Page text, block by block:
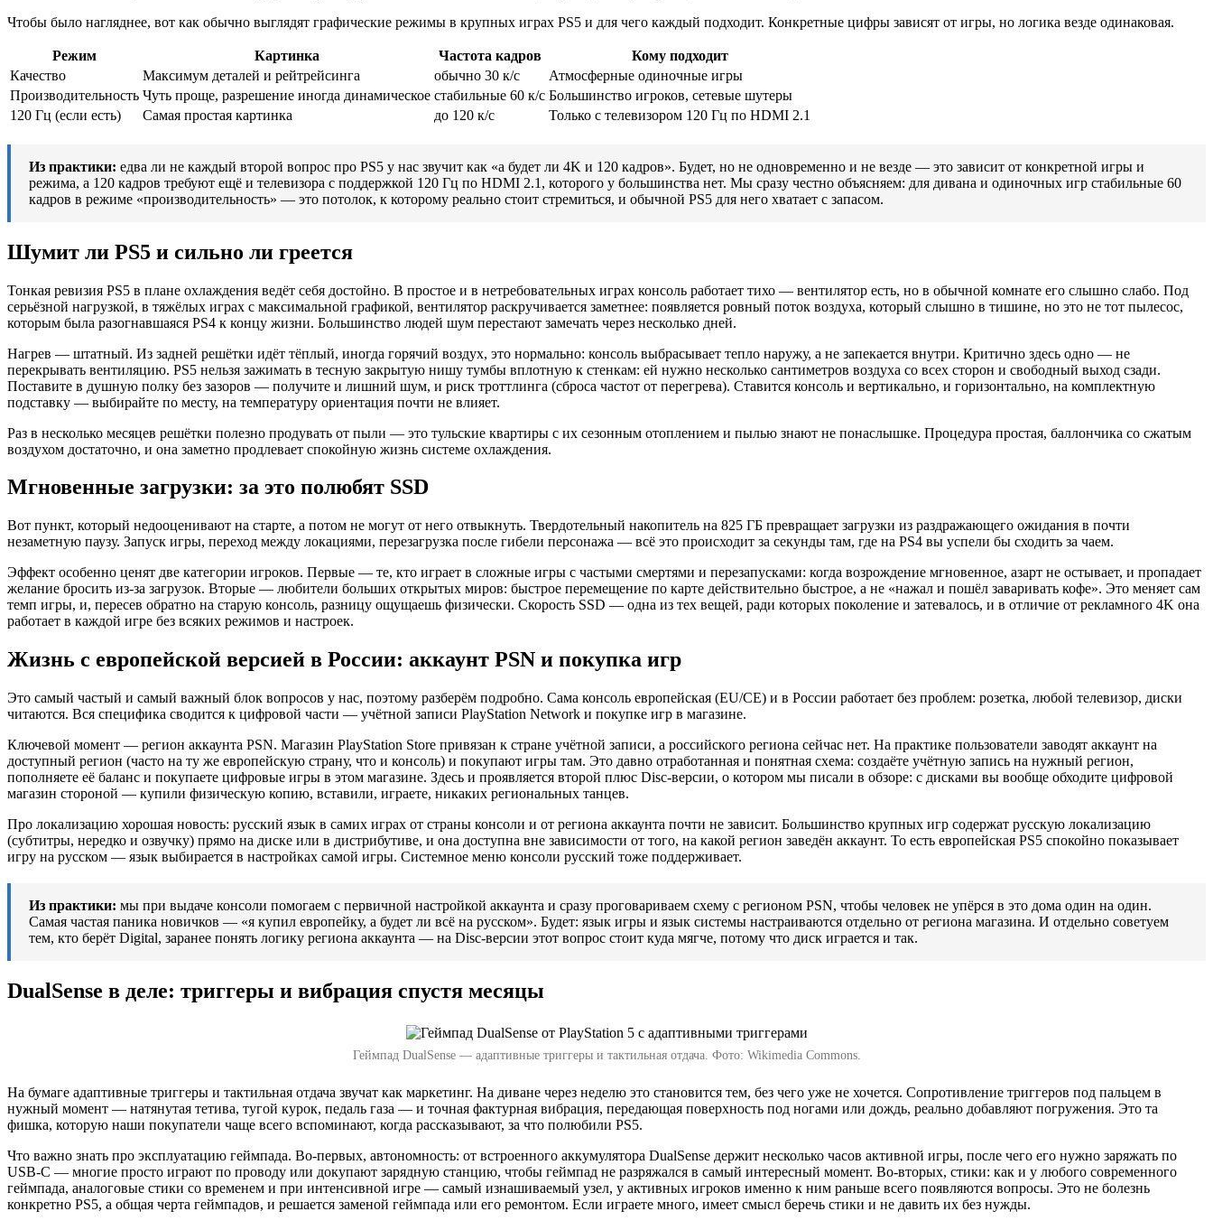
Чтобы было нагляднее, вот как обычно выглядят графические режимы в крупных играх PS5 и для чего каждый подходит. Конкретные цифры зависят от игры, но логика везде одинаковая.
Режим Картинка Частота кадров
Кому подходит
Качество
Максимум деталей и рейтрейсинга обычно 30 к/с
Атмосферные одиночные игры
Производительность Чуть проще, разрешение иногда динамическое стабильные 60 к/с Большинство игроков, сетевые шутеры
120 Гц (если есть)
Самая простая картинка до 120 к/с Только с телевизором 120 Гц по HDMI 2.1
Из практики: едва ли не каждый второй вопрос про PS5 у нас звучит как «а будет ли 4K и 120 кадров». Будет, но не одновременно и не везде — это зависит от конкретной игры и
режима, а 120 кадров требуют ещё и телевизора с поддержкой 120 Гц по HDMI 2.1, которого у большинства нет. Мы сразу честно объясняем: для дивана и одиночных игр стабильные 60
кадров в режиме «производительность» — это потолок, к которому реально стоит стремиться, и обычной PS5 для него хватает с запасом.
Шумит ли PS5 и сильно ли греется
Тонкая ревизия PS5 в плане охлаждения ведёт себя достойно. В простое и в нетребовательных играх консоль работает тихо — вентилятор есть, но в обычной комнате его слышно слабо. Под
серьёзной нагрузкой, в тяжёлых играх с максимальной графикой, вентилятор раскручивается заметнее: появляется ровный поток воздуха, который слышно в тишине, но это не тот пылесос,
которым была разогнавшаяся PS4 к концу жизни. Большинство людей шум перестают замечать через несколько дней.
Нагрев — штатный. Из задней решётки идёт тёплый, иногда горячий воздух, это нормально: консоль выбрасывает тепло наружу, а не запекается внутри. Критично здесь одно — не
перекрывать вентиляцию. PS5 нельзя зажимать в тесную закрытую нишу тумбы вплотную к стенкам: ей нужно несколько сантиметров воздуха со всех сторон и свободный выход сзади.
Поставите в душную полку без зазоров — получите и лишний шум, и риск троттлинга (сброса частот от перегрева). Ставится консоль и вертикально, и горизонтально, на комплектную
подставку — выбирайте по месту, на температуру ориентация почти не влияет.
Раз в несколько месяцев решётки полезно продувать от пыли — это тульские квартиры с их сезонным отоплением и пылью знают не понаслышке. Процедура простая, баллончика со сжатым
воздухом достаточно, и она заметно продлевает спокойную жизнь системе охлаждения.
Мгновенные загрузки: за это полюбят SSD
Вот пункт, который недооценивают на старте, а потом не могут от него отвыкнуть. Твердотельный накопитель на 825 ГБ превращает загрузки из раздражающего ожидания в почти
незаметную паузу. Запуск игры, переход между локациями, перезагрузка после гибели персонажа — всё это происходит за секунды там, где на PS4 вы успели бы сходить за чаем.
Эффект особенно ценят две категории игроков. Первые — те, кто играет в сложные игры с частыми смертями и перезапусками: когда возрождение мгновенное, азарт не остывает, и пропадает
желание бросить из-за загрузок. Вторые — любители больших открытых миров: быстрое перемещение по карте действительно быстрое, а не «нажал и пошёл заваривать кофе». Это меняет сам
темп игры, и, пересев обратно на старую консоль, разницу ощущаешь физически. Скорость SSD — одна из тех вещей, ради которых поколение и затевалось, и в отличие от рекламного 4K она
работает в каждой игре без всяких режимов и настроек.
Жизнь с европейской версией в России: аккаунт PSN и покупка игр
Это самый частый и самый важный блок вопросов у нас, поэтому разберём подробно. Сама консоль европейская (EU/CE) и в России работает без проблем: розетка, любой телевизор, диски
читаются. Вся специфика сводится к цифровой части — учётной записи PlayStation Network и покупке игр в магазине.
Ключевой момент — регион аккаунта PSN. Магазин PlayStation Store привязан к стране учётной записи, а российского региона сейчас нет. На практике пользователи заводят аккаунт на
доступный регион (часто на ту же европейскую страну, что и консоль) и покупают игры там. Это давно отработанная и понятная схема: создаёте учётную запись на нужный регион,
пополняете её баланс и покупаете цифровые игры в этом магазине. Здесь и проявляется второй плюс Disc-версии, о котором мы писали в обзоре: с дисками вы вообще обходите цифровой
магазин стороной — купили физическую копию, вставили, играете, никаких региональных танцев.
Про локализацию хорошая новость: русский язык в самих играх от страны консоли и от региона аккаунта почти не зависит. Большинство крупных игр содержат русскую локализацию
(субтитры, нередко и озвучку) прямо на диске или в дистрибутиве, и она доступна вне зависимости от того, на какой регион заведён аккаунт. То есть европейская PS5 спокойно показывает
игру на русском — язык выбирается в настройках самой игры. Системное меню консоли русский тоже поддерживает.
Из практики: мы при выдаче консоли помогаем с первичной настройкой аккаунта и сразу проговариваем схему с регионом PSN, чтобы человек не упёрся в это дома один на один.
Самая частая паника новичков — «я купил европейку, а будет ли всё на русском». Будет: язык игры и язык системы настраиваются отдельно от региона магазина. И отдельно советуем
тем, кто берёт Digital, заранее понять логику региона аккаунта — на Disc-версии этот вопрос стоит куда мягче, потому что диск играется и так.
DualSense в деле: триггеры и вибрация спустя месяцы
Геймпад DualSense — адаптивные триггеры и тактильная отдача. Фото: Wikimedia Commons.
На бумаге адаптивные триггеры и тактильная отдача звучат как маркетинг. На диване через неделю это становится тем, без чего уже не хочется. Сопротивление триггеров под пальцем в
нужный момент — натянутая тетива, тугой курок, педаль газа — и точная фактурная вибрация, передающая поверхность под ногами или дождь, реально добавляют погружения. Это та
фишка, которую наши покупатели чаще всего вспоминают, когда рассказывают, за что полюбили PS5.
Что важно знать про эксплуатацию геймпада. Во-первых, автономность: от встроенного аккумулятора DualSense держит несколько часов активной игры, после чего его нужно заряжать по
USB-C — многие просто играют по проводу или докупают зарядную станцию, чтобы геймпад не разряжался в самый интересный момент. Во-вторых, стики: как и у любого современного
геймпада, аналоговые стики со временем и при интенсивной игре — самый изнашиваемый узел, у активных игроков именно к ним раньше всего появляются вопросы. Это не болезнь
конкретно PS5, а общая черта геймпадов, и решается заменой геймпада или его ремонтом. Если играете много, имеет смысл беречь стики и не давить их без нужды.